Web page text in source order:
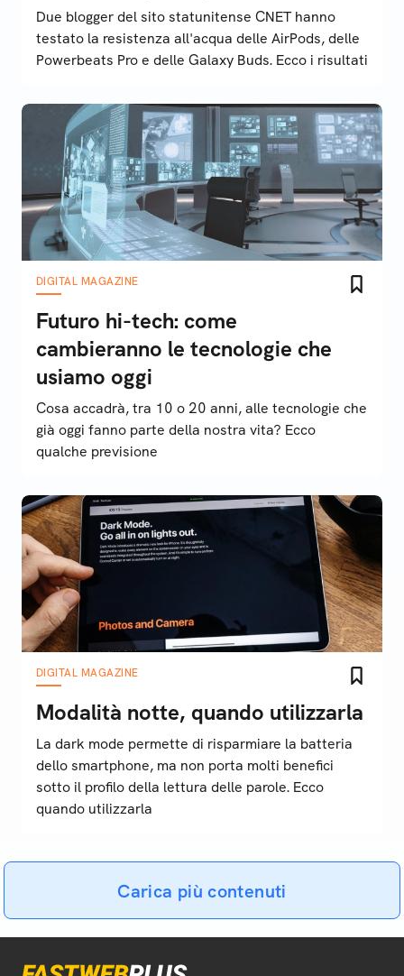
Due blogger del sito statunitense CNET hanno
testato la resistenza all'acqua delle AirPods, delle
Powerbeats Pro e delle Galaxy Buds. Ecco i risultati
DIGITAL MAGAZINE
Futuro hi-tech: come
cambieranno le tecnologie che
usiamo oggi
Cosa accadrà, tra 10 o 20 anni, alle tecnologie che
già oggi fanno parte della nostra vita? Ecco
qualche previsione
DIGITAL MAGAZINE
Modalità notte, quando utilizzarla
La dark mode permette di risparmiare la batteria
dello smartphone, ma non porta molti benefici
sotto il profilo della lettura delle parole. Ecco
quando utilizzarla
Carica più contenuti